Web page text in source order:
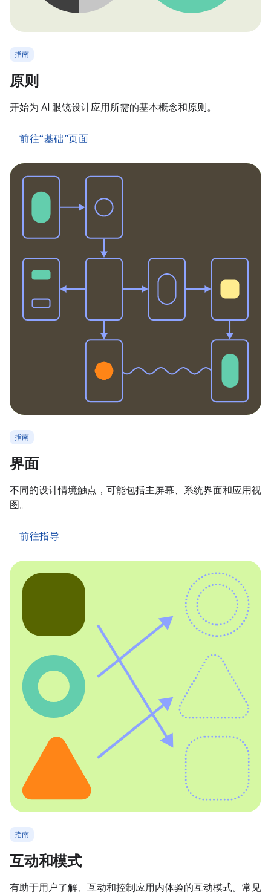
指南
原则
开始为 AI 眼镜设计应用所需的基本概念和原则。
前往“基础”页面
指南
界面
不同的设计情境触点，可能包括主屏幕、系统界面和应用视
图。
前往指导
指南
互动和模式
有助于用户了解、互动和控制应用内体验的互动模式。常见